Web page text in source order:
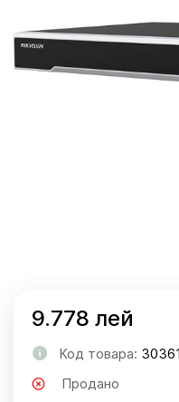
9.778 лей
Код товара:
Продано